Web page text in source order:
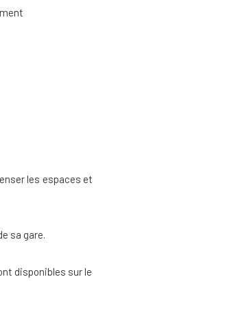
les espaces et
sa gare.
disponibles sur le